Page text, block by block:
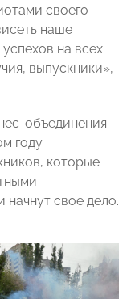
своего
наше
на всех
выпускники»,
объединения
году
которые
начнут свое дело.